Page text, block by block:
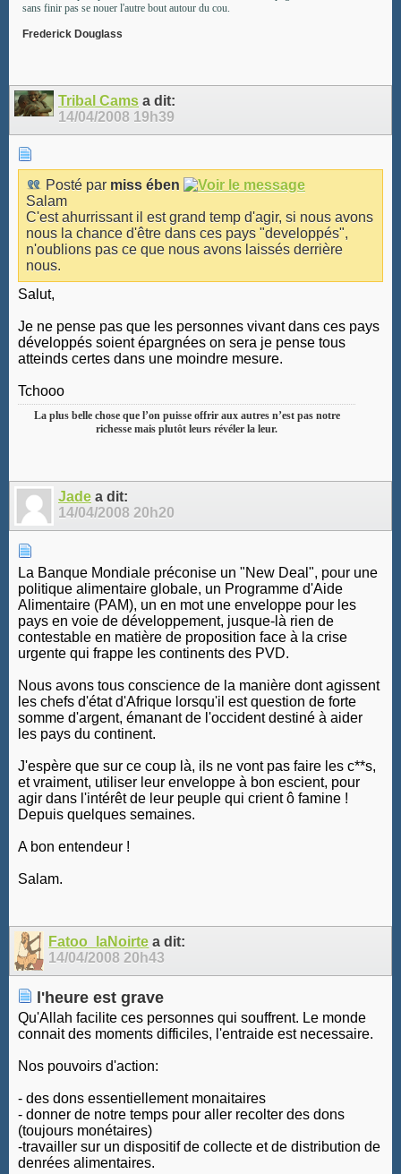
sans finir pas se nouer l'autre bout autour du cou.
Frederick Douglass
Tribal Cams a dit:
14/04/2008 19h39
Posté par miss ében
Salam
C'est ahurrissant il est grand temp d'agir, si nous avons
nous la chance d'être dans ces pays "developpés",
n'oublions pas ce que nous avons laissés derrière
nous.
Salut,
Je ne pense pas que les personnes vivant dans ces pays
développés soient épargnées on sera je pense tous
atteinds certes dans une moindre mesure.
Tchooo
La plus belle chose que l’on puisse offrir aux autres n’est pas notre
richesse mais plutôt leurs révéler la leur.
Jade a dit:
14/04/2008 20h20
La Banque Mondiale préconise un "New Deal", pour une
politique alimentaire globale, un Programme d'Aide
Alimentaire (PAM), un en mot une enveloppe pour les
pays en voie de développement, jusque-là rien de
contestable en matière de proposition face à la crise
urgente qui frappe les continents des PVD.
Nous avons tous conscience de la manière dont agissent
les chefs d'état d'Afrique lorsqu'il est question de forte
somme d'argent, émanant de l'occident destiné à aider
les pays du continent.
J'espère que sur ce coup là, ils ne vont pas faire les c**s,
et vraiment, utiliser leur enveloppe à bon escient, pour
agir dans l'intérêt de leur peuple qui crient ô famine !
Depuis quelques semaines.
A bon entendeur !
Salam.
Fatoo_laNoirte a dit:
14/04/200820h43
l'heure est grave
Qu'Allah facilite ces personnes qui souffrent. Le monde
connait des moments difficiles, l'entraide est necessaire.
Nos pouvoirs d'action:
- des dons essentiellement monaitaires
- donner de notre temps pour aller recolter des dons
(toujours monétaires)
-travailler sur un dispositif de collecte et de distribution de
denrées alimentaires.